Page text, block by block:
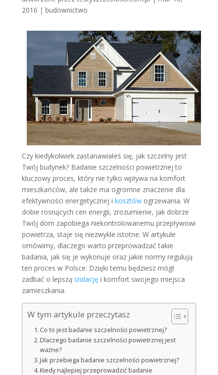
2016 | budownictwo
Czy kiedykolwiek zastanawiałeś się, jak szczelny jest
Twój budynek? Badanie szczelności powietrznej to
kluczowy proces, który nie tylko wpływa na komfort
mieszkańców, ale także ma ogromne znaczenie dla
efektywności energetycznej i kosztówogrzewania. W
dobie rosnących cen energii, zrozumienie, jak dobrze
Twój dom zapobiega niekontrolowanemu przepływowi
powietrza, staje się niezwykle istotne. W artykule
omówimy, dlaczego warto przeprowadzać takie
badania, jak się je wykonuje oraz jakie normy regulują
ten proces w Polsce. Dzięki temu będziesz mógł
zadbać o lepszą izolację i komfort swojego miejsca
zamieszkania.
W tym artykule przeczytasz
Co to jest badanie szczelności powietrznej?
Dlaczego badanie szczelności powietrznej jest
ważne?
Jak przebiega badanie szczelności powietrznej?
Kiedy najlepiej przeprowadzić badanie